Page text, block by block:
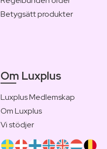
Betygsätt produkter
Om Luxplus
Luxplus Medlemskap
Om Luxplus
Vi stödjer